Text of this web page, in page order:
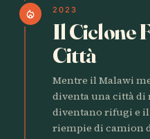
local_fire_department 2023
Il Ciclone
Città
Mentre il Malawi
diventa una città di
diventano rifugi e
riempie di camion